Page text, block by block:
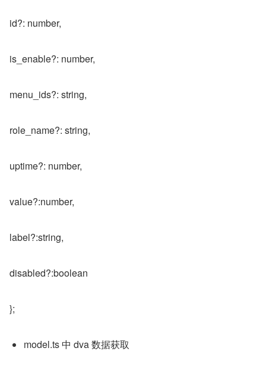
id?: number,
is_enable?: number,
menu_ids?: string,
role_name?: string,
uptime?: number,
value?:number,
label?:string,
disabled?:boolean
};
model.ts 中 dva 数据获取